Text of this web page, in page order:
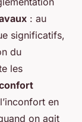
: au
significatifs,
du
les
en
on agit